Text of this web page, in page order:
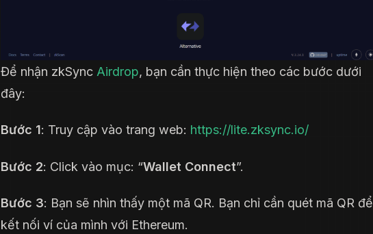
Để nhận zkSync Airdrop, bạn cần thực hiện theo các bước dưới
đây:
Bước 1: Truy cập vào trang web: https://lite.zksync.io/
Bước 2: Click vào mục: “Wallet Connect”.
Bước 3: Bạn sẽ nhìn thấy một mã QR. Bạn chỉ cần quét mã QR để
kết nối ví của mình với Ethereum.